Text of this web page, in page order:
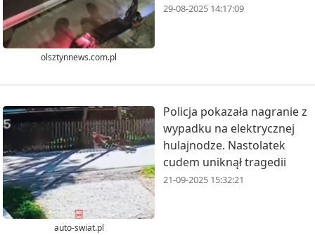
olsztynnews.com.pl
29-08-2025 14:17:09
auto-swiat.pl
Policja pokazała nagranie z
wypadku na elektrycznej
hulajnodze. Nastolatek
cudem uniknął tragedii
21-09-2025 15:32:21